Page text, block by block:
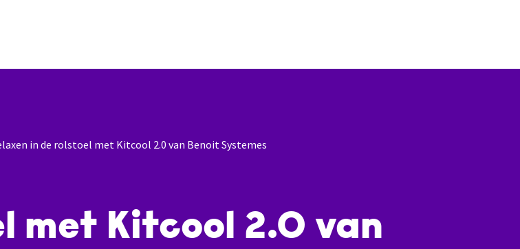
in de rolstoel met Kitcool 2.0 van Benoit Systemes
met Kitcool 2.0 van